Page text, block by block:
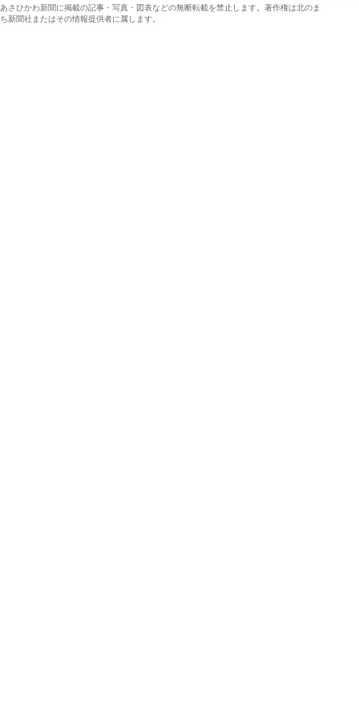
あさひかわ新聞に掲載の記事・写真・図表などの無断転載を禁止します。著作権は北のま
ち新聞社またはその情報提供者に属します。